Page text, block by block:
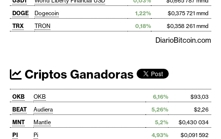
DOGE
Dogecoin 1,22%
$0,375 721 mmd
TRX
TRON 0,18% $0,358 261 mmd
DiarioBitcoin.com
Criptos Ganadoras
OKB OKB 6,16%
$93,03
BEAT
Audiera 5,26%
$2,26
MNT
Mantle 5,2%
$0,430 034
PI
Pi 4,93%
$0,091 592